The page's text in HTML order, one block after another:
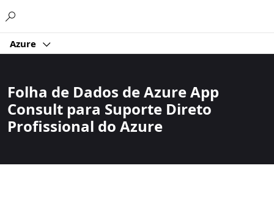
Azure
Folha de Dados de Azure App
Consult para Suporte Direto
Profissional do Azure